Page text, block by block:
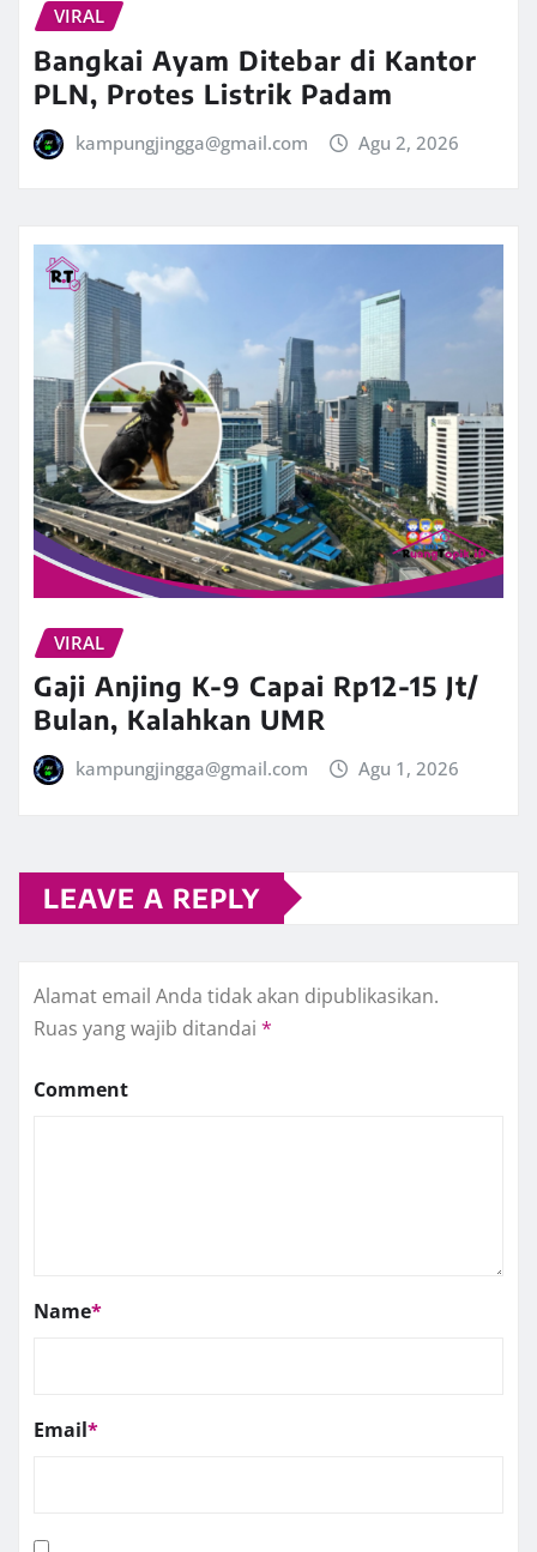
VIRAL
Bangkai Ayam Ditebar di Kantor
PLN, Protes Listrik Padam
kampungjingga@gmail.com Agu 2, 2026
VIRAL
Gaji Anjing K-9 Capai Rp12-15 Jt/
Bulan, Kalahkan UMR
kampungjingga@gmail.com Agu 1, 2026
LEAVE A REPLY
Alamat email Anda tidak akan dipublikasikan.
Ruas yang wajib ditandai *
Comment
Name*
Email*